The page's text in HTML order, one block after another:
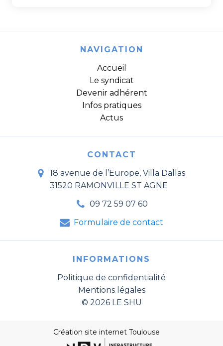
NAVIGATION
Accueil
Le syndicat
Devenir adhérent
Infos pratiques
Actus
CONTACT
18 avenue de l’Europe, Villa Dallas
31520 RAMONVILLE ST AGNE
09 72 59 07 60
Formulaire de contact
INFORMATIONS
Politique de confidentialité
Mentions légales
© 2026 LE SHU
Création site internet Toulouse